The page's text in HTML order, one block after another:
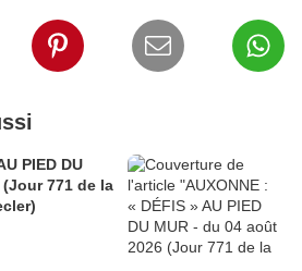
PIED DU
(Jour 771 de la